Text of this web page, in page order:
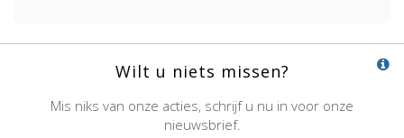
Wilt u niets missen?
Mis niks van onze acties, schrijf u nu in voor onze
nieuwsbrief.